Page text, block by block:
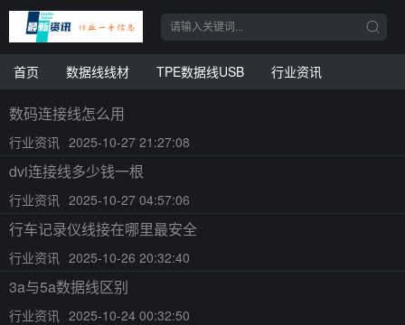
首页 数据线线材 TPE数据线USB 行业资讯
数码连接线怎么用
行业资讯 2025-10-27 21:27:08
dvi连接线多少钱一根
行业资讯 2025-10-27 04:57:06
行车记录仪线接在哪里最安全
行业资讯 2025-10-26 20:32:40
3a与5a数据线区别
行业资讯 2025-10-24 00:32:50